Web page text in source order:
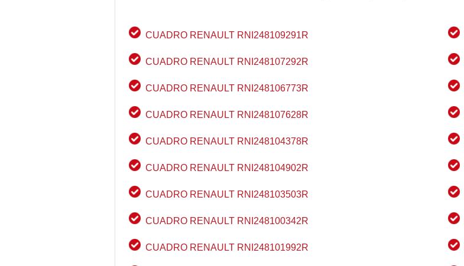
CUADRO RENAULT RNI248109291R
CUADRO RENAULT RNI248107292R
CUADRO RENAULT RNI248106773R
CUADRO RENAULT RNI248107628R
CUADRO RENAULT RNI248104378R
CUADRO RENAULT RNI248104902R
CUADRO RENAULT RNI248103503R
CUADRO RENAULT RNI248100342R
CUADRO RENAULT RNI248101992R